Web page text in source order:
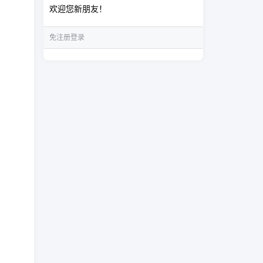
欢迎您新朋友！
免注册登录